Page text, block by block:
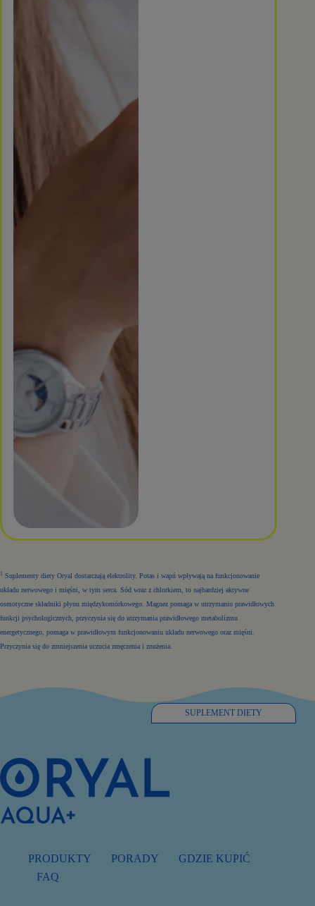
1 Suplementy diety Oryal dostarczają elektrolity. Potas i wapń wpływają na funkcjonowanie
układu nerwowego i mięśni, w tym serca. Sód wraz z chlorkiem, to najbardziej aktywne
osmotyczne składniki płynu międzykomórkowego. Magnez pomaga w utrzymaniu prawidłowych
funkcji psychologicznych, przyczynia się do utrzymania prawidłowego metabolizmu
energetycznego, pomaga w prawidłowym funkcjonowaniu układu nerwowego oraz mięśni.
Przyczynia się do zmniejszenia uczucia zmęczenia i znużenia.
SUPLEMENT DIETY
PRODUKTY PORADY
GDZIE KUPIĆ
FAQ